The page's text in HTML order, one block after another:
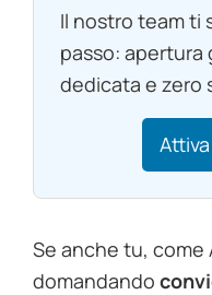
Il nostro team ti
passo:
dedicata e zero
Se anche tu, come
domandando